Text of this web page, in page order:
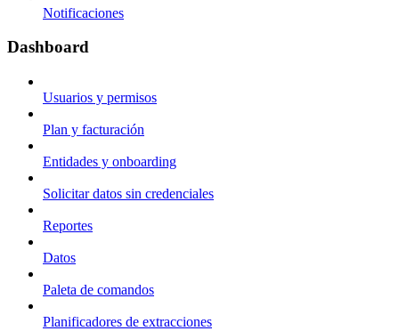
Notificaciones
Dashboard
Usuarios y permisos
Plan y facturación
Entidades y onboarding
Solicitar datos sin credenciales
Reportes
Datos
Paleta de comandos
Planificadores de extracciones